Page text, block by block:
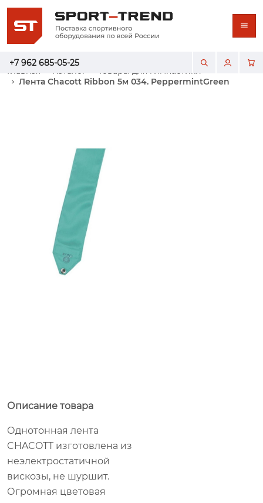
+7 962 685-05-25
Главная Каталог
Товары для гимнастики
Лента Chacott Ribbon 5м 034. PeppermintGreen
Описание товара
Однотонная лента
CHACOTT изготовлена из
неэлектростатичной
вискозы, не шуршит.
Огромная цветовая